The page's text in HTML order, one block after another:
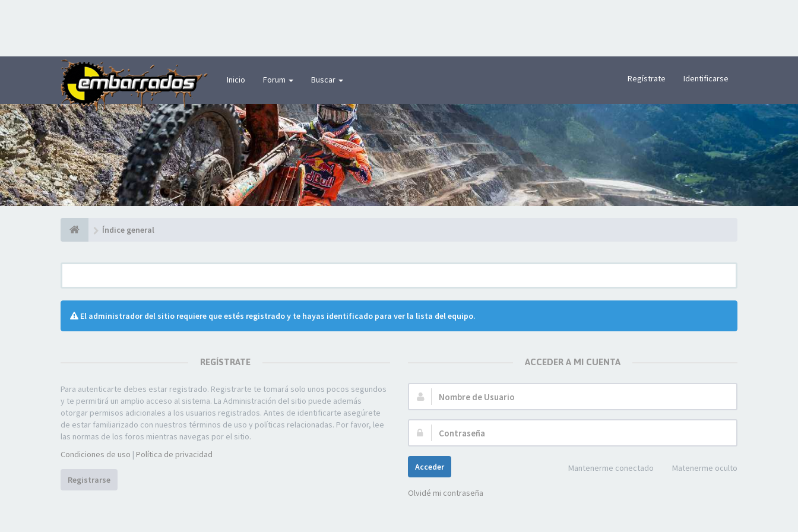
Inicio Forum Buscar Regístrate Identificarse
Índice general
El administrador del sitio requiere que estés registrado y te hayas identificado para ver la lista del equipo.
REGÍSTRATE
Para autenticarte debes estar registrado. Registrarte te tomará solo unos pocos segundos
y te permitirá un amplio acceso al sistema. La Administración del sitio puede además
otorgar permisos adicionales a los usuarios registrados. Antes de identificarte asegúrete
de estar familiarizado con nuestros términos de uso y políticas relacionadas. Por favor, lee
las normas de los foros mientras navegas por el sitio.
Condiciones de uso | Política de privacidad
Registrarse
ACCEDER A MI CUENTA
Nombre
de
Usuario:
Contraseña:
Mantenerme conectado Matenerme oculto
Acceder
Olvidé mi contraseña